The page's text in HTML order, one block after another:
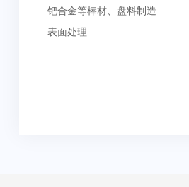
钯合金等棒材、盘料制造
表面处理